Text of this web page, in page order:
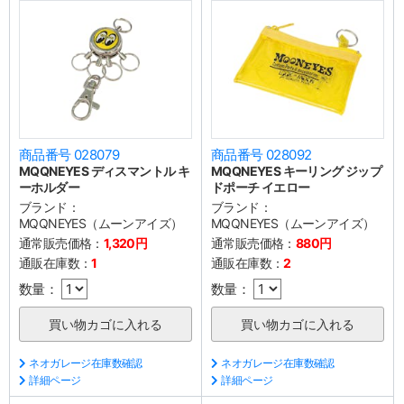
商品番号 028079
MQQNEYES ディスマントル キ
ーホルダー
ブランド：
MQQNEYES（ムーンアイズ）
通常販売価格： 1,320円
通販在庫数：1
数量：
ネオガレージ在庫数確認
詳細ページ
商品番号 028092
MQQNEYES キーリング ジップ
ドポーチ イエロー
ブランド：
MQQNEYES（ムーンアイズ）
通常販売価格： 880円
通販在庫数：2
数量：
ネオガレージ在庫数確認
詳細ページ